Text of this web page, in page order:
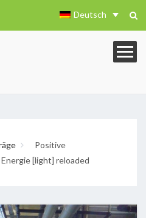
Deutsch
Positive
[light] reloaded